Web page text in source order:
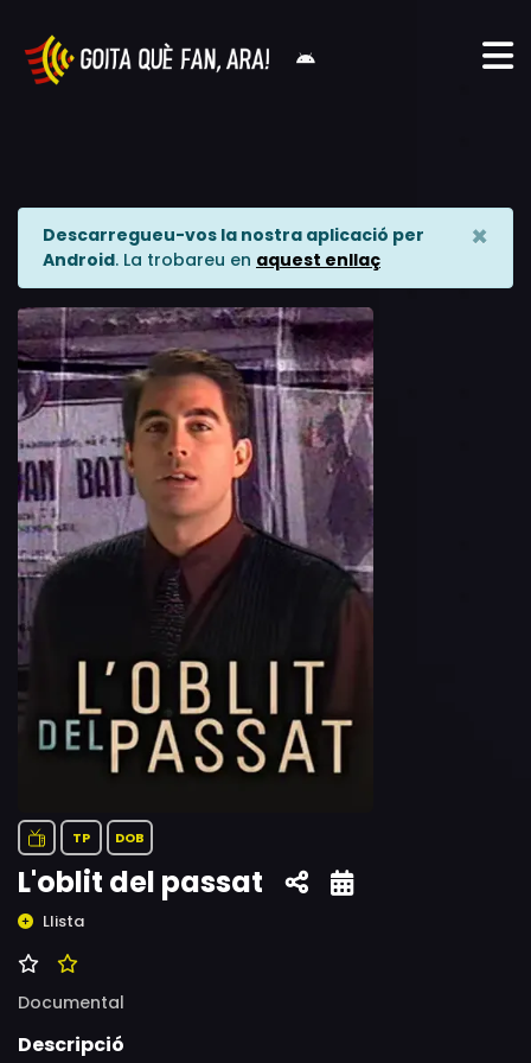
Descarregueu-vos la nostra aplicació per
Android. La trobareu en aquest enllaç
×
TP DOB
L'oblit del passat
Llista
Documental
Descripció